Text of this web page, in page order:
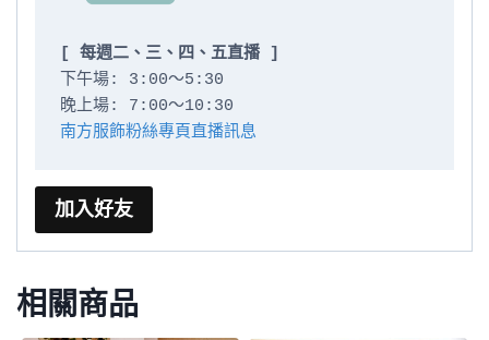
[ 每週二、三、四、五直播 ]
下午場: 3:00～5:30
南方服飾粉絲專頁直播訊息
加入好友
相關商品